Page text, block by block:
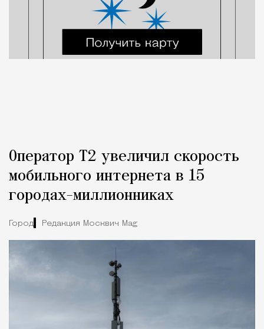
Оператор Т2 увеличил скорость
мобильного интернета в 15
городах-миллионниках
Город Редакция Москвич Mag